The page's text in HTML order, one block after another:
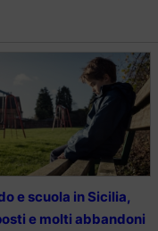
e scuola in Sicilia,
e molti abbandoni